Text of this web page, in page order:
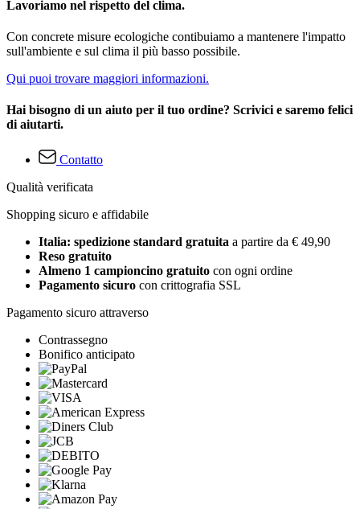
Lavoriamo nel rispetto del clima.
Con concrete misure ecologiche contibuiamo a mantenere l'impatto
sull'ambiente e sul clima il più basso possibile.
Qui puoi trovare maggiori informazioni.
Hai bisogno di un aiuto per il tuo ordine? Scrivici e saremo felici
di aiutarti.
Contatto
Qualità verificata
Shopping sicuro e affidabile
Italia: spedizione standard gratuita a partire da € 49,90
Reso gratuito
Almeno 1 campioncino gratuito con ogni ordine
Pagamento sicuro con crittografia SSL
Pagamento sicuro attraverso
Contrassegno
Bonifico anticipato